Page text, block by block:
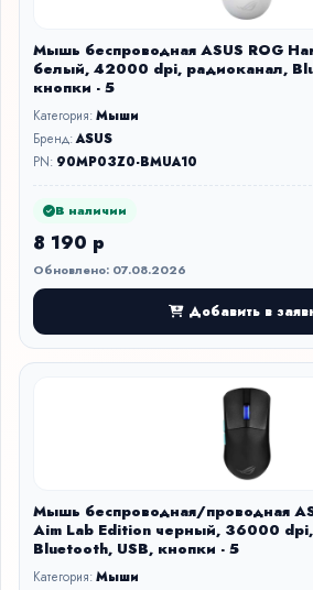
Мышь беспроводная ASUS ROG
белый, 42000 dpi, радиоканал,
кнопки - 5
Категория:Мыши
Бренд:ASUS
PN: 90MP03Z0-BMUA10
В наличии
8 190 р
Обновлено: 07.08.2026
Добавить в
Мышь беспроводная/проводная
Aim Lab Edition черный, 36000
Bluetooth, USB, кнопки - 5
Категория:Мыши